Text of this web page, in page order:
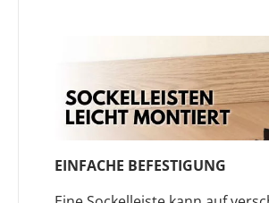
EINFACHE BEFESTIGUNG